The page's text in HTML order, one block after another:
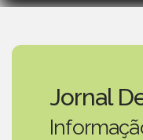
Jornal